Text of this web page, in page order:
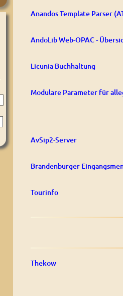
Anandos Template Parser
AndoLib Web-OPAC -
Licunia Buchhaltung
Modulare Parameter für
AvSip2-Server
Brandenburger
Tourinfo
Thekow